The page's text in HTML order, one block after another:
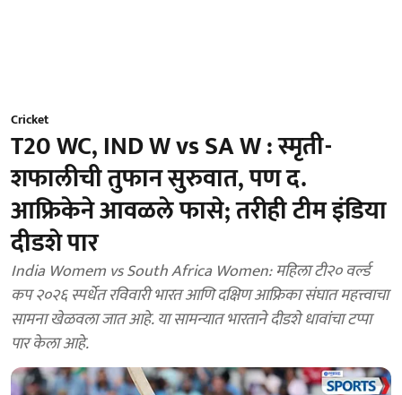
Cricket
T20 WC, IND W vs SA W : स्मृती-
शफालीची तुफान सुरुवात, पण द.
आफ्रिकेने आवळले फासे; तरीही टीम इंडिया
दीडशे पार
India Womem vs South Africa Women: महिला टी२० वर्ल्ड
कप २०२६ स्पर्धेत रविवारी भारत आणि दक्षिण आफ्रिका संघात महत्त्वाचा
सामना खेळवला जात आहे. या सामन्यात भारताने दीडशे धावांचा टप्पा
पार केला आहे.